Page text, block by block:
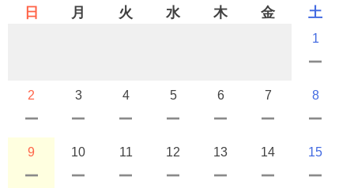
日
月 火 水 木 金 土
1
2 3 4 5 6 7 8
9 10 11 12 13 14 15